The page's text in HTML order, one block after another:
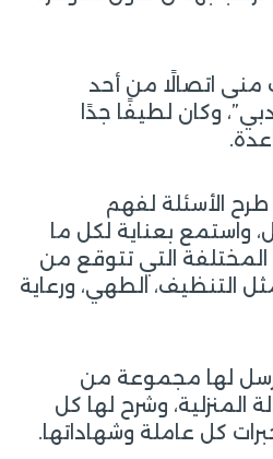
منى اتصالًا من أحد
وكان لطيفًا جدًا
الأسئلة لفهم
واستمع بعناية لكل ما
التي تتوقع من
التنظيف، الطهي، ورعاية
أرسل لها مجموعة من
المنزلية، وشرح لها كل
كل عاملة وشهاداتها.